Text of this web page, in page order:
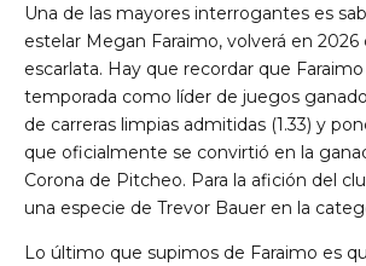
Una de las mayores interrogantes es
estelar Megan Faraimo, volverá en 2026
escarlata. Hay que recordar que
temporada como líder de juegos
de carreras limpias admitidas (1.33) y
que oficialmente se convirtió en la
Corona de Pitcheo. Para la afición del
una especie de Trevor Bauer en la
Lo último que supimos de Faraimo es